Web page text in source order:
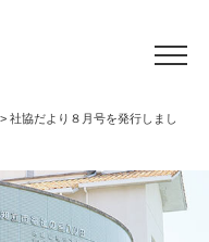
> 社協だより８月号を発行しまし